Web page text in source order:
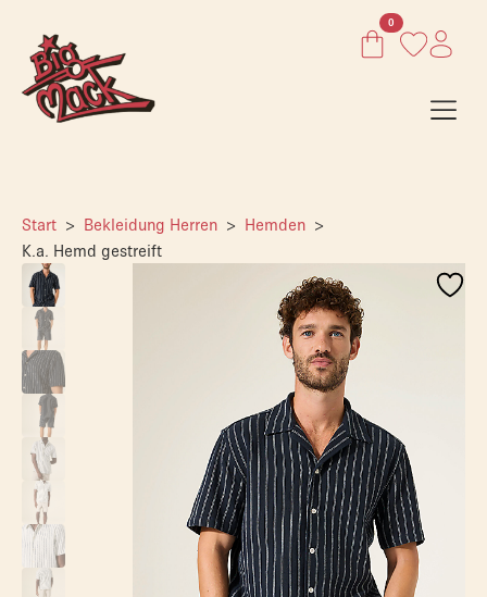
0
Start Bekleidung Herren
Hemden
K.a. Hemd gestreift